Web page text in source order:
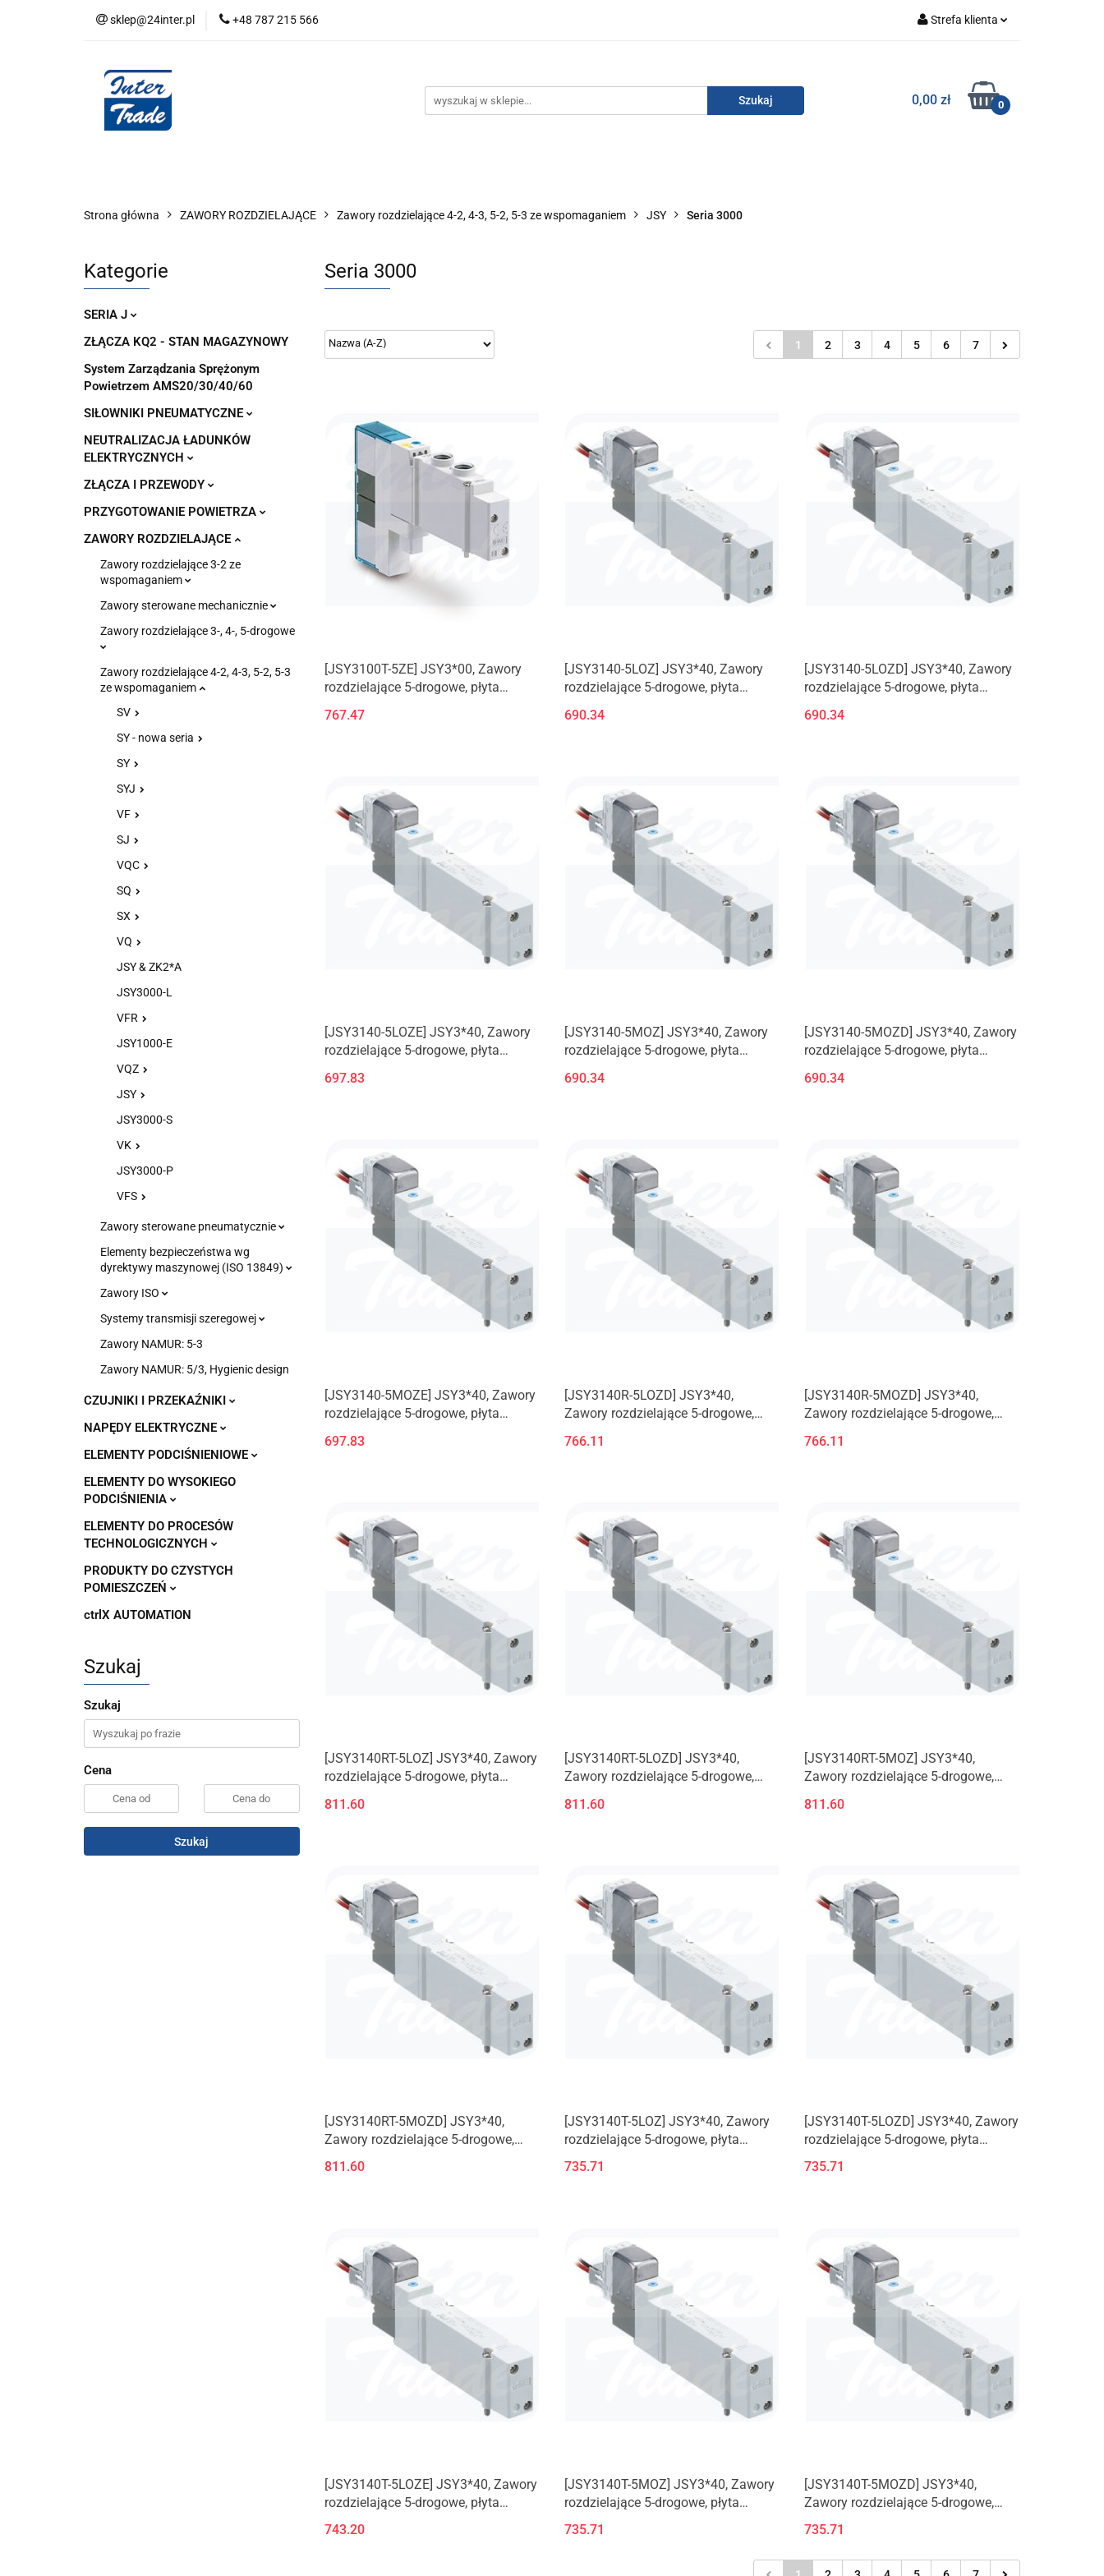
sklep@24inter.pl +48 787 215 566 Strefa klienta
Zarejestruj się
Dodaj zgłoszenie
0,00 zł 0
AUDYT SPRĘŻONEGO POWIETRZA SERIA J AUTORYZOWANY DYSTRYBUTOR SMC
AUDYT SPRĘŻONEGO POWIETRZA SERIA J AUTORYZOWANY DYSTRYBUTOR SMC
Strona główna ZAWORY ROZDZIELAJĄCE Zawory rozdzielające 4-2, 4-3, 5-2, 5-3 ze wspomaganiem JSY Seria 3000
Kategorie
SERIA J
ZŁĄCZA KQ2 - STAN MAGAZYNOWY
System Zarządzania Sprężonym
Powietrzem AMS20/30/40/60
SIŁOWNIKI PNEUMATYCZNE
NEUTRALIZACJA ŁADUNKÓW
ELEKTRYCZNYCH
ZŁĄCZA I PRZEWODY
PRZYGOTOWANIE POWIETRZA
ZAWORY ROZDZIELAJĄCE
Zawory rozdzielające 3-2 ze
wspomaganiem
Zawory sterowane mechanicznie
Zawory rozdzielające 3-, 4-, 5-drogowe
Zawory rozdzielające 4-2, 4-3, 5-2, 5-3
ze wspomaganiem
SV
SY - nowa seria
SY
SYJ
VF
SJ
VQC
SQ
SX
VQ
JSY & ZK2*A
JSY3000-L
VFR
JSY1000-E
VQZ
JSY
JSY3000-S
VK
JSY3000-P
VFS
Zawory sterowane pneumatycznie
Elementy bezpieczeństwa wg
dyrektywy maszynowej (ISO 13849)
Zawory ISO
Systemy transmisji szeregowej
Zawory NAMUR: 5-3
Zawory NAMUR: 5/3, Hygienic design
CZUJNIKI I PRZEKAŹNIKI
NAPĘDY ELEKTRYCZNE
ELEMENTY PODCIŚNIENIOWE
ELEMENTY DO WYSOKIEGO
PODCIŚNIENIA
ELEMENTY DO PROCESÓW
TECHNOLOGICZNYCH
PRODUKTY DO CZYSTYCH
POMIESZCZEŃ
ctrlX AUTOMATION
Szukaj
Szukaj
Cena
Szukaj
Seria 3000
1 2 3 4 5 6 7
[JSY3100T-5ZE] JSY3*00, Zawory
rozdzielające 5-drogowe, płyta
767.47
[JSY3140-5LOZ] JSY3*40, Zawory
rozdzielające 5-drogowe, płyta
690.34
[JSY3140-5LOZD] JSY3*40, Zawory
rozdzielające 5-drogowe, płyta
690.34
[JSY3140-5LOZE] JSY3*40, Zawory
rozdzielające 5-drogowe, płyta
697.83
[JSY3140-5MOZ] JSY3*40, Zawory
rozdzielające 5-drogowe, płyta
690.34
[JSY3140-5MOZD] JSY3*40, Zawory
rozdzielające 5-drogowe, płyta
690.34
[JSY3140-5MOZE] JSY3*40, Zawory
rozdzielające 5-drogowe, płyta
697.83
[JSY3140R-5LOZD] JSY3*40,
Zawory rozdzielające 5-drogowe,
766.11
[JSY3140R-5MOZD] JSY3*40,
Zawory rozdzielające 5-drogowe,
766.11
[JSY3140RT-5LOZ] JSY3*40, Zawory
rozdzielające 5-drogowe, płyta
811.60
[JSY3140RT-5LOZD] JSY3*40,
Zawory rozdzielające 5-drogowe,
811.60
[JSY3140RT-5MOZ] JSY3*40,
Zawory rozdzielające 5-drogowe,
811.60
[JSY3140RT-5MOZD] JSY3*40,
Zawory rozdzielające 5-drogowe,
811.60
[JSY3140T-5LOZ] JSY3*40, Zawory
rozdzielające 5-drogowe, płyta
735.71
[JSY3140T-5LOZD] JSY3*40, Zawory
rozdzielające 5-drogowe, płyta
735.71
[JSY3140T-5LOZE] JSY3*40, Zawory
rozdzielające 5-drogowe, płyta
743.20
[JSY3140T-5MOZ] JSY3*40, Zawory
rozdzielające 5-drogowe, płyta
735.71
[JSY3140T-5MOZD] JSY3*40,
Zawory rozdzielające 5-drogowe,
735.71